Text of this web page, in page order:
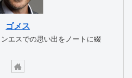
ゴメス
エスでの思い出をノートに綴